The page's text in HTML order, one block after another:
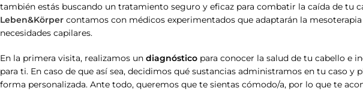
también estás buscando un tratamiento seguro y eficaz para combatir la caída de tu
Leben&Körper contamos con médicos experimentados que adaptarán la
necesidades capilares.
En la primera visita, realizamos un diagnóstico para conocer la salud de tu cabello e
para ti. En caso de que así sea, decidimos qué sustancias administramos en tu caso
forma personalizada. Ante todo, queremos que te sientas cómodo/a, por lo que te